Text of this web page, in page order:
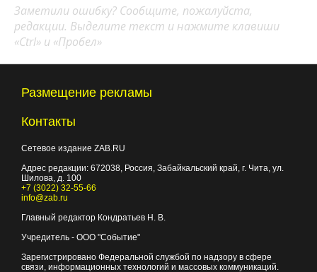
Заметили ошибку? Сообщите, пожалуйста,
редакции. Выделите текст и нажмите клавиши
«Ctrl» и «Пробел»
Размещение рекламы
Контакты
Сетевое издание ZAB.RU
Адрес редакции: 672038, Россия, Забайкальский край, г. Чита, ул.
Шилова, д. 100
+7 (3022) 32-55-66
info@zab.ru
Главный редактор Кондратьев Н. В.
Учредитель - ООО "Событие"
Зарегистрировано Федеральной службой по надзору в сфере
связи, информационных технологий и массовых коммуникаций.